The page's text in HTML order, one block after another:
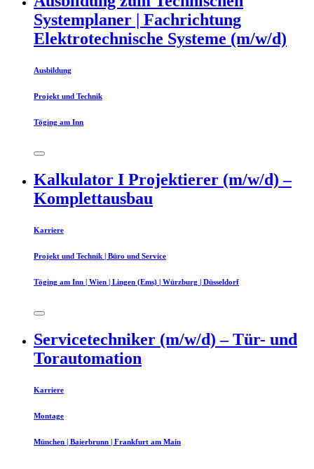
Systemplaner | Fachrichtung
Elektrotechnische Systeme (m/w/d)
Ausbildung
Projekt und Technik
Töging am Inn
Kalkulator I Projektierer (m/w/d) –
Komplettausbau
Karriere
Projekt und Technik | Büro und Service
Töging am Inn | Wien | Lingen (Ems) | Würzburg | Düsseldorf
Servicetechniker (m/w/d) – Tür- und
Torautomation
Karriere
Montage
München | Baierbrunn | Frankfurt am Main